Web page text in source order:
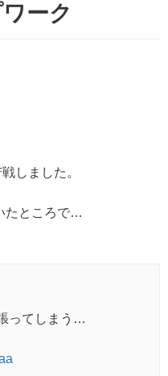
ーク
しました。
たところで…
ってしまう…